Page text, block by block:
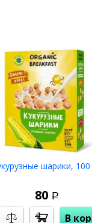
химии;
антиоксидантов,
нервной,
льна тёмного,
голосемянной
воде
шарики, 100
80 Р
В